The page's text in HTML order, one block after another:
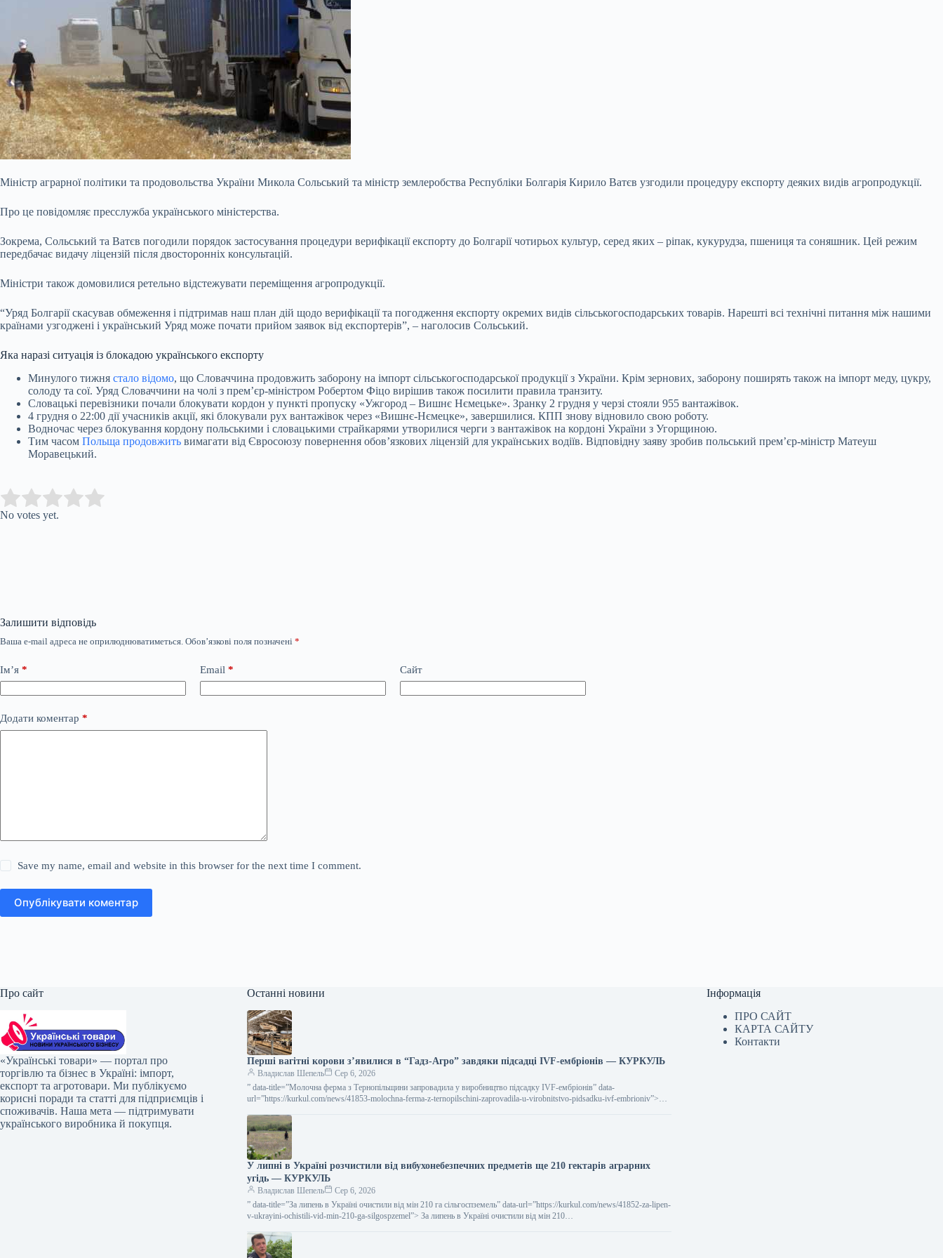
Міністр аграрної політики та продовольства України Микола Сольський та міністр землеробства Республіки Болгарія Кирило Ватєв узгодили процедуру експорту деяких видів агропродукції.
Про це повідомляє пресслужба українського міністерства.
Зокрема, Сольський та Ватєв погодили порядок застосування процедури верифікації експорту до Болгарії чотирьох культур, серед яких – ріпак, кукурудза, пшениця та соняшник. Цей режим
передбачає видачу ліцензій після двосторонніх консультацій.
Міністри також домовилися ретельно відстежувати переміщення агропродукції.
“Уряд Болгарії скасував обмеження і підтримав наш план дій щодо верифікації та погодження експорту окремих видів сільськогосподарських товарів. Нарешті всі технічні питання між нашими
країнами узгоджені і український Уряд може почати прийом заявок від експортерів”, – наголосив Сольський.
Яка наразі ситуація із блокадою українського експорту
Минулого тижня стало відомо, що Словаччина продовжить заборону на імпорт сільськогосподарської продукції з України. Крім зернових, заборону поширять також на імпорт меду, цукру,
солоду та сої. Уряд Словаччини на чолі з прем’єр-міністром Робертом Фіцо вирішив також посилити правила транзиту.
Словацькі перевізники почали блокувати кордон у пункті пропуску «Ужгород – Вишнє Нємецьке». Зранку 2 грудня у черзі стояли 955 вантажівок.
4 грудня о 22:00 дії учасників акції, які блокували рух вантажівок через «Вишнє-Нємецке», завершилися. КПП знову відновило свою роботу.
Водночас через блокування кордону польськими і словацькими страйкарями утворилися черги з вантажівок на кордоні України з Угорщиною.
Тим часом Польща продовжить вимагати від Євросоюзу повернення обов’язкових ліцензій для українських водіїв. Відповідну заяву зробив польський прем’єр-міністр Матеуш
Моравецький.
Rate this item:
No votes yet.
Залишити відповідь
Ваша e-mail адреса не оприлюднюватиметься. Обов’язкові поля позначені *
Ім’я * Email * Сайт
Додати коментар *
Save my name, email and website in this browser for the next time I comment.
Опублікувати коментар
Про сайт
«Українські товари» — портал про
торгівлю та бізнес в Україні: імпорт,
експорт та агротовари. Ми публікуємо
корисні поради та статті для підприємців і
споживачів. Наша мета — підтримувати
українського виробника й покупця.
Останні новини
Перші вагітні корови з’явилися в “Гадз-Агро” завдяки підсадці IVF-ембріонів — КУРКУЛЬ
Владислав Шепель
Сер 6, 2026
” data-title=”Молочна ферма з Тернопільщини запровадила у виробництво підсадку IVF-ембріонів” data-
url=”https://kurkul.com/news/41853-molochna-ferma-z-ternopilschini-zaprovadila-u-virobnitstvo-pidsadku-ivf-embrioniv”>
У липні в Україні розчистили від вибухонебезпечних предметів ще 210 гектарів аграрних
угідь — КУРКУЛЬ
Владислав Шепель
Сер 6, 2026
” data-title=”За липень в Україні очистили від мін 210 га сільгоспземель” data-url=”https://kurkul.com/news/41852-za-lipen-
v-ukrayini-ochistili-vid-min-210-ga-silgospzemel”> За липень в Україні очистили від мін 210…
Інформація
ПРО САЙТ
КАРТА САЙТУ
Контакти